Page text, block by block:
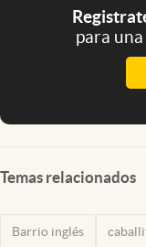
para
Temas relacionados
Barrio inglés